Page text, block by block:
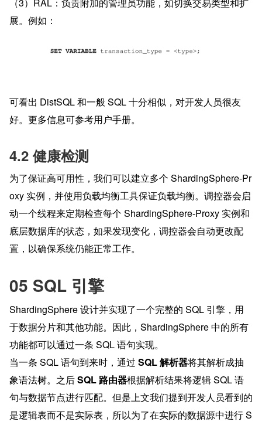
展。例如：
可看出 DistSQL 和一般 SQL 十分相似，对开发人员很友
好。更多信息可参考用户手册。
4.2 健康检测
为了保证高可用性，我们可以建立多个 ShardingSphere-Pr
oxy 实例，并使用负载均衡工具保证负载均衡。调控器会启
动一个线程来定期检查每个 ShardingSphere-Proxy 实例和
底层数据库的状态，如果发现变化，调控器会自动更改配
置，以确保系统仍能正常工作。
05 SQL 引擎
ShardingSphere 设计并实现了一个完整的 SQL 引擎，用
于数据分片和其他功能。因此，ShardingSphere 中的所有
功能都可以通过一条 SQL 语句实现。
当一条 SQL 语句到来时，通过 SQL 解析器将其解析成抽
象语法树。之后 SQL 路由器根据解析结果将逻辑 SQL 语
句与数据节点进行匹配。但是上文我们提到开发人员看到的
是逻辑表而不是实际表，所以为了在实际的数据源中进行 S